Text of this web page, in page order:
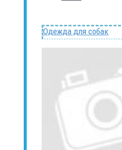
Одежда для собак